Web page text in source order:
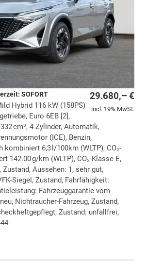
29.680,– €
incl. 19% MwSt.
SOFORT
Hybrid 116 kW (158PS)
Euro 6EB [2],
cm³, 4 Zylinder, Automatik,
(ICE), Benzin,
6,3 l/100km (WLTP), CO₂-
142.00 g/km (WLTP), CO₂-Klasse E,
Zustand, Aussehen: 1, sehr gut,
Siegel, Zustand, Fahrfähigkeit:
Fahrzeuggarantie vom
Nichtraucher-Fahrzeug, Zustand,
Zustand: unfallfrei,
drucken